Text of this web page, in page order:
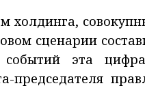
холдинга,
сценарии
событий эта
председателя